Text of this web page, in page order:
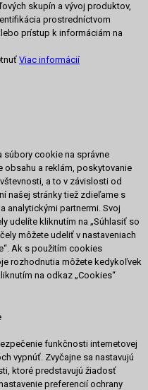
skupín a vývoj produktov,
prostredníctvom
prístup k informáciám na
Viac informácií
súbory cookie na správne
obsahu a reklám, poskytovanie
a to v závislosti od
našej stránky tiež zdieľame s
analytickými partnermi. Svoj
udelíte kliknutím na „Súhlasiť so
môžete udeliť v nastaveniach
Ak s použitím cookies
rozhodnutia môžete kedykoľvek
na odkaz „Cookies“
funkčnosti internetovej
vypnúť. Zvyčajne sa nastavujú
ktoré predstavujú žiadosť
preferencií ochrany